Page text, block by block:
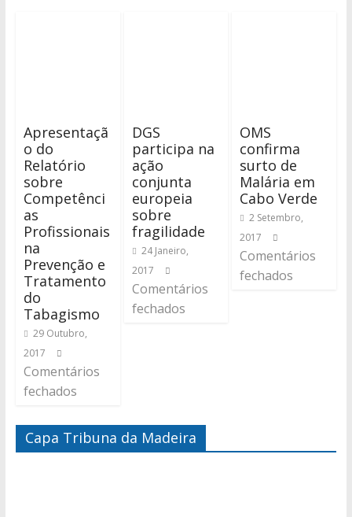
Apresentaçã
o do
Relatório
sobre
Competênci
as
Profissionais
na
Prevenção e
Tratamento
do
Tabagismo
29 Outubro,
2017
Comentários
fechados
DGS
participa na
ação
conjunta
europeia
sobre
fragilidade
24 Janeiro,
2017
Comentários
fechados
OMS
confirma
surto de
Malária em
Cabo Verde
2 Setembro,
2017
Comentários
fechados
Capa Tribuna da Madeira